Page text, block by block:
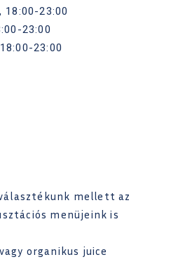
23:00
23:00
23:00
mellett az
menüjeink is
organikus juice